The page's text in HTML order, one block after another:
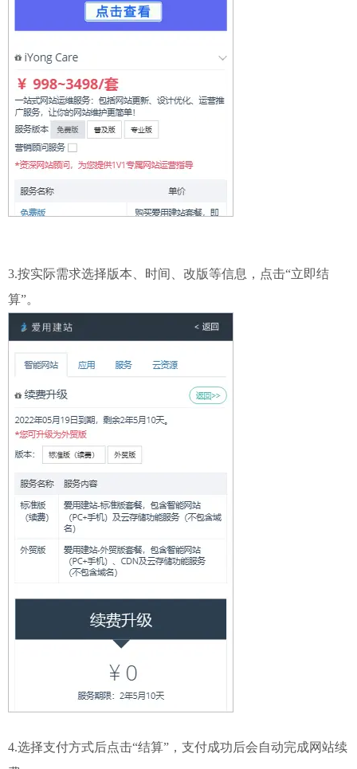
3.按实际需求选择版本、时间、改版等信息，点击“立即结
算”。
4.选择支付方式后点击“结算”，支付成功后会自动完成网站续